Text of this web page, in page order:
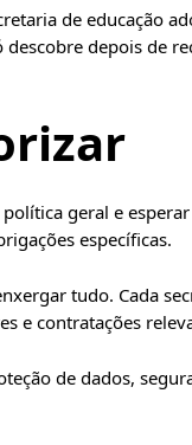
de educação
depois de
geral e
específicas.
tudo. Cada
e contratações
de dados,